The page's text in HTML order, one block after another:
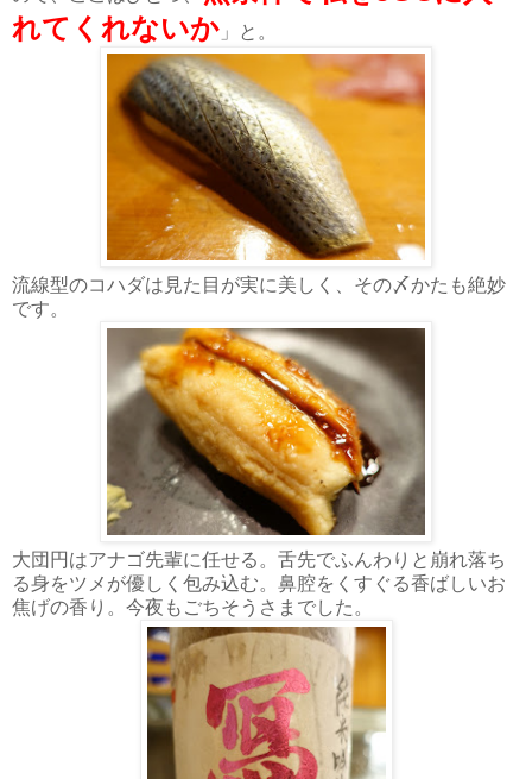
れてくれないか 」と。
流線型のコハダは見た目が実に美しく、その〆かたも絶妙
です。
大団円はアナゴ先輩に任せる。舌先でふんわりと崩れ落ち
る身をツメが優しく包み込む。鼻腔をくすぐる香ばしいお
焦げの香り。今夜もごちそうさまでした。